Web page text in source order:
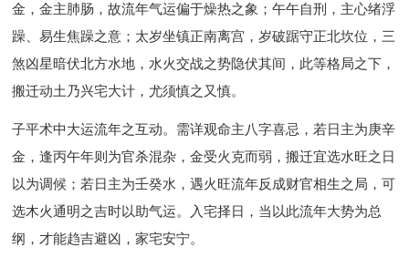
金，金主肺肠，故流年气运偏于燥热之象；午午自刑，主心绪浮
躁、易生焦躁之意；太岁坐镇正南离宫，岁破踞守正北坎位，三
煞凶星暗伏北方水地，水火交战之势隐伏其间，此等格局之下，
搬迁动土乃兴宅大计，尤须慎之又慎。
子平术中大运流年之互动。需详观命主八字喜忌，若日主为庚辛
金，逢丙午年则为官杀混杂，金受火克而弱，搬迁宜选水旺之日
以为调候；若日主为壬癸水，遇火旺流年反成财官相生之局，可
选木火通明之吉时以助气运。入宅择日，当以此流年大势为总
纲，才能趋吉避凶，家宅安宁。